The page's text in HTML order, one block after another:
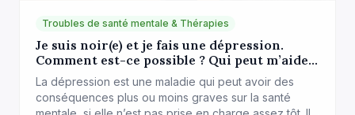
Troubles de santé mentale & Thérapies
Je suis noir(e) et je fais une dépression.
Comment est-ce possible ? Qui peut m’aider
?La dépression est une maladie qui peut avoir des
conséquences plus ou moins graves sur la santé